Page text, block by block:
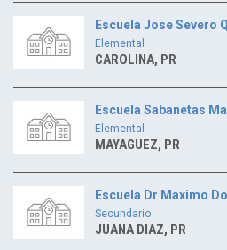
Escuela Jose Severo
Elemental
CAROLINA, PR
Escuela Sabanetas
Elemental
MAYAGUEZ, PR
Escuela Dr Maximo
Secundario
JUANA DIAZ, PR